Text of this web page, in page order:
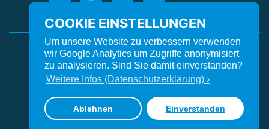
COOKIE EINSTELLUNGEN
Um unsere Website zu verbessern verwenden
wir Google Analytics um Zugriffe anonymisiert
zu analysieren. Sind Sie damit einverstanden?
Weitere Infos (Datenschutzerklärung) ›
Ablehnen Einverstanden
Cookie Einstellungen Kontakt
Impressum
Datenschutz
Barrierefreiheit Orgavision
© Kliniken Südostbayern